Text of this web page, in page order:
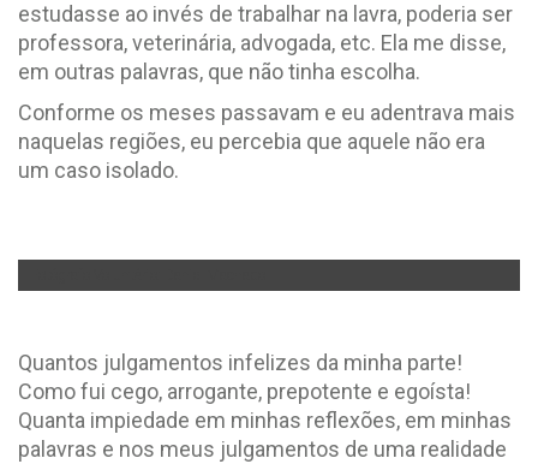
estudasse ao invés de trabalhar na lavra, poderia ser
professora, veterinária, advogada, etc. Ela me disse,
em outras palavras, que não tinha escolha.
Conforme os meses passavam e eu adentrava mais
naquelas regiões, eu percebia que aquele não era
um caso isolado.
Quantos julgamentos infelizes da minha parte!
Como fui cego, arrogante, prepotente e egoísta!
Quanta impiedade em minhas reflexões, em minhas
palavras e nos meus julgamentos de uma realidade